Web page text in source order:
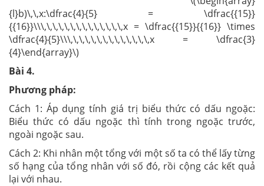
{l}b)\,\,x:\dfrac{4}{5} = \dfrac{{15}}
{{16}}\\\,\,\,\,\,\,\,\,\,\,\,\,\,\,x = \dfrac{{15}}{{16}} \times
\dfrac{4}{5}\\\,\,\,\,\,\,\,\,\,\,\,\,\,\,x = \dfrac{3}
{4}\end{array}\)
Bài 4.
Phương pháp:
Cách 1: Áp dụng tính giá trị biểu thức có dấu ngoặc:
Biểu thức có dấu ngoặc thì tính trong ngoặc trước,
ngoài ngoặc sau.
Cách 2: Khi nhân một tổng với một số ta có thể lấy từng
số hạng của tổng nhân với số đó, rồi cộng các kết quả
lại với nhau.